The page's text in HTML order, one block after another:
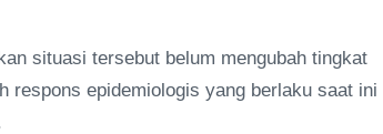
situasi tersebut belum mengubah tingkat
respons epidemiologis yang berlaku saat ini